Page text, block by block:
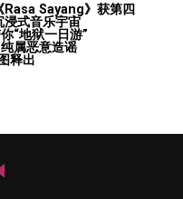
Sayang》获第四
式音乐宇宙
“地狱一日游”
属恶意造谣
释出